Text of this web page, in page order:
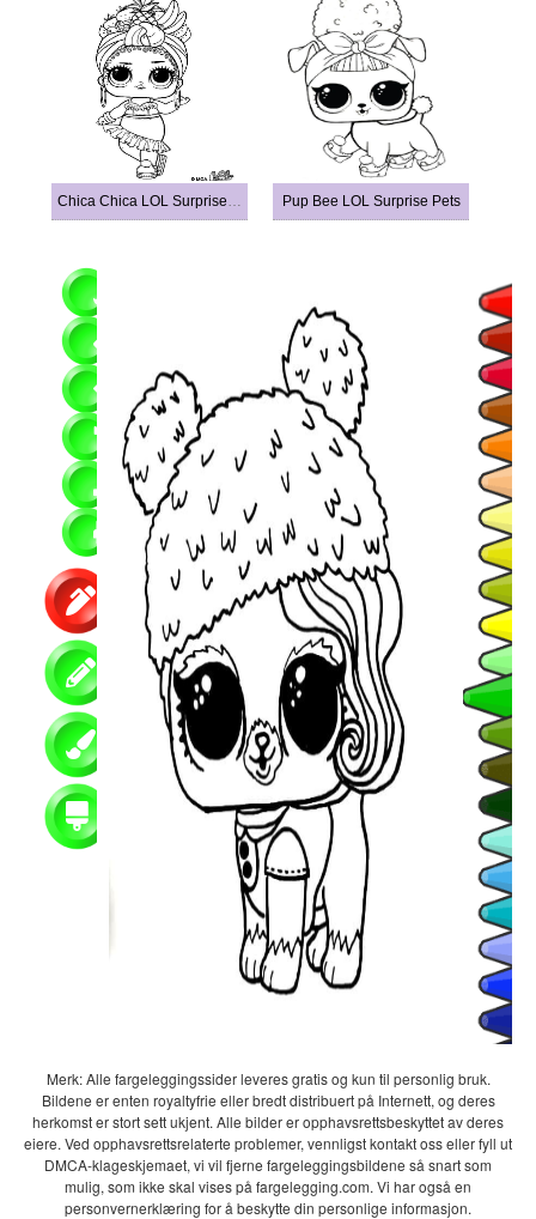
Chica Chica LOL Surprise Doll Pup Bee LOL Surprise Pets
Merk: Alle fargeleggingssider leveres gratis og kun til personlig bruk.
Bildene er enten royaltyfrie eller bredt distribuert på Internett, og deres
herkomst er stort sett ukjent. Alle bilder er opphavsrettsbeskyttet av deres
eiere. Ved opphavsrettsrelaterte problemer, vennligst kontakt oss eller fyll ut
DMCA-klageskjemaet, vi vil fjerne fargeleggingsbildene så snart som
mulig, som ikke skal vises på fargelegging.com. Vi har også en
personvernerklæring for å beskytte din personlige informasjon.